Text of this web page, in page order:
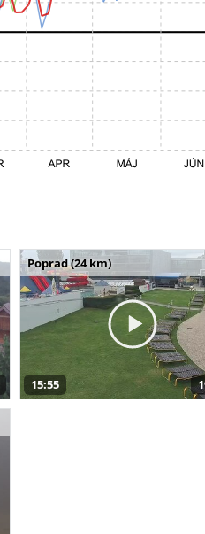
Poprad (24 km)
15:55